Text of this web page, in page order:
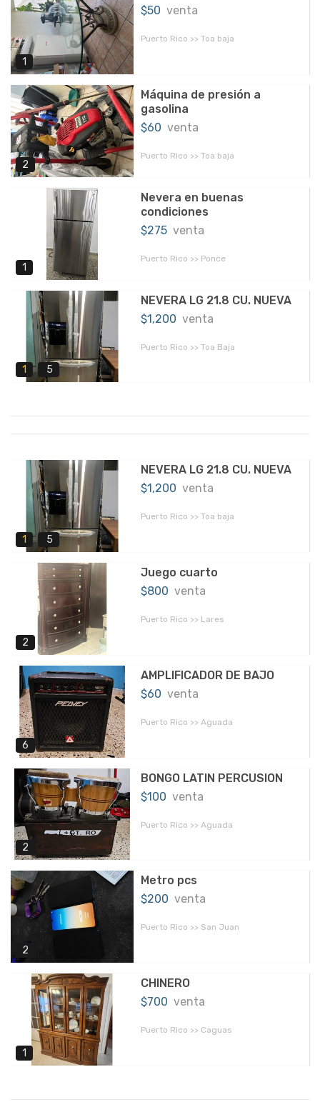
1
$50 venta
Puerto Rico >> Toa baja
2
Máquina de presión a
gasolina
$60 venta
Puerto Rico >> Toa baja
1
Nevera en buenas
condiciones
$275 venta
Puerto Rico >> Ponce
1 5
NEVERA LG 21.8 CU. NUEVA
$1,200 venta
Puerto Rico >> Toa Baja
1 5
NEVERA LG 21.8 CU. NUEVA
$1,200 venta
Puerto Rico >> Toa baja
2
Juego cuarto
$800 venta
Puerto Rico >> Lares
6
AMPLIFICADOR DE BAJO
$60 venta
Puerto Rico >> Aguada
2
BONGO LATIN PERCUSION
$100 venta
Puerto Rico >> Aguada
2
Metro pcs
$200 venta
Puerto Rico >> San Juan
1
CHINERO
$700 venta
Puerto Rico >> Caguas